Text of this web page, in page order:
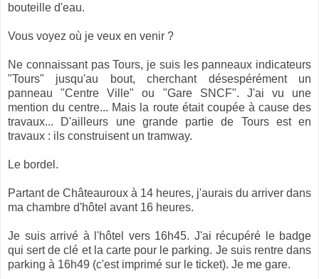
bouteille d'eau.
Vous voyez où je veux en venir ?
Ne connaissant pas Tours, je suis les panneaux indicateurs
"Tours" jusqu'au bout, cherchant désespérément un
panneau "Centre Ville" ou "Gare SNCF". J'ai vu une
mention du centre... Mais la route était coupée à cause des
travaux... D'ailleurs une grande partie de Tours est en
travaux : ils construisent un tramway.
Le bordel.
Partant de Châteauroux à 14 heures, j'aurais du arriver dans
ma chambre d'hôtel avant 16 heures.
Je suis arrivé à l'hôtel vers 16h45. J'ai récupéré le badge
qui sert de clé et la carte pour le parking. Je suis rentre dans
parking à 16h49 (c'est imprimé sur le ticket). Je me gare.